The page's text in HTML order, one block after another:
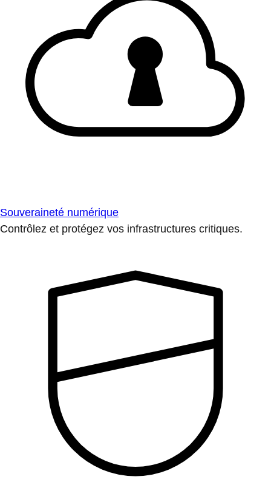
Souveraineté numérique
Contrôlez et protégez vos infrastructures critiques.